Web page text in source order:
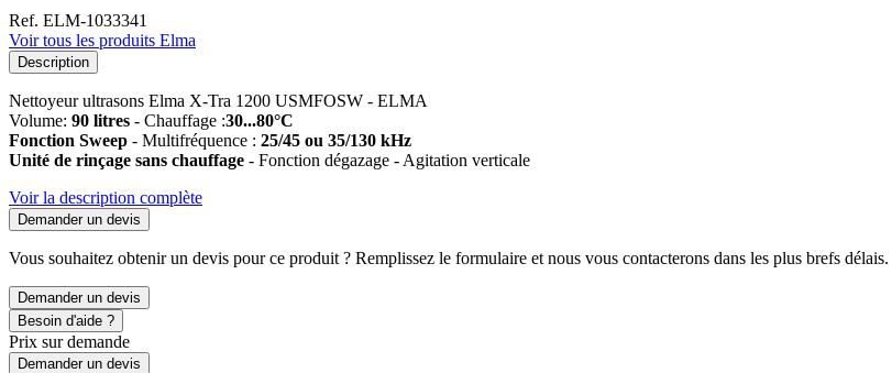
Ref. ELM-1033341
Voir tous les produits Elma
Description
Nettoyeur ultrasons Elma X-Tra 1200 USMFOSW - ELMA
Volume: 90 litres - Chauffage :30...80°C
Fonction Sweep - Multifréquence : 25/45 ou 35/130 kHz
Unité de rinçage sans chauffage - Fonction dégazage - Agitation verticale
Voir la description complète
Demander un devis
Vous souhaitez obtenir un devis pour ce produit ? Remplissez le formulaire et nous vous contacterons dans les plus brefs délais.
Demander un devis
Besoin d'aide ?
Prix sur demande
Demander un devis